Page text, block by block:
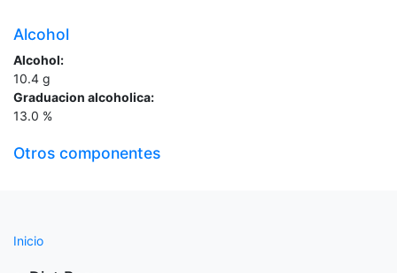
Alcohol
Alcohol:
10.4 g
Graduacion alcoholica:
13.0 %
Otros componentes
Inicio